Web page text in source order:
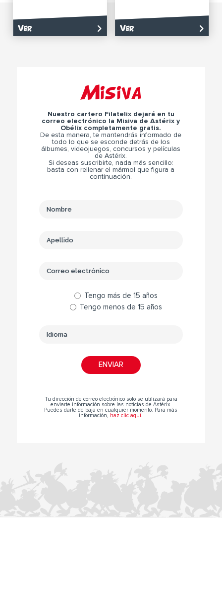
Ver Ver
Misiva
Nuestro cartero Filatelix dejará en tu
correo electrónico la Misiva de Astérix y
Obélix completamente gratis.
De esta manera, te mantendrás informado de
todo lo que se esconde detrás de los
álbumes, videojuegos, concursos y películas
de Astérix.
Si deseas suscribirte, nada más sencillo:
basta con rellenar el mármol que figura a
continuación.
Tengo más de 15 años
Tengo menos de 15 años
Tu dirección de correo electrónico solo se utilizará para
enviarte información sobre las noticias de Astérix.
Puedes darte de baja en cualquier momento. Para más
información, haz clic aquí.